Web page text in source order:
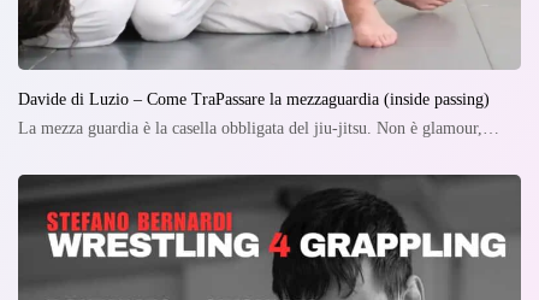
Davide di Luzio – Come TraPassare la mezzaguardia (inside passing)
La mezza guardia è la casella obbligata del jiu-jitsu. Non è glamour,…